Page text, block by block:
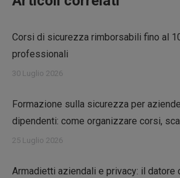
Corsi di sicurezza rimborsabili fino al
professionali
30 Luglio 2026
Formazione sulla sicurezza per
dipendenti: come organizzare corsi,
25 Luglio 2026
Armadietti aziendali e privacy: il datore